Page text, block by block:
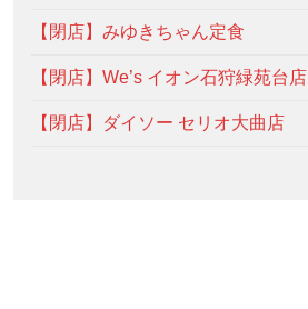
【閉店】みゆきちゃん定食
【閉店】We’s イオン石狩緑苑台店
【閉店】ダイソー セリオ大曲店